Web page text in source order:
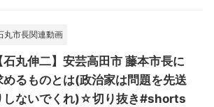
丸市長関連動画
石丸伸二】安芸高田市 藤本市長に
めるものとは(政治家は問題を先送
しないでくれ)☆切り抜き#shorts